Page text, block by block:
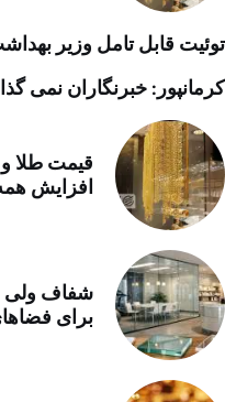
توئیت قابل تامل وزیر
کرمانپور: خبرنگاران نمی
افزایش
شفاف ولی
برای